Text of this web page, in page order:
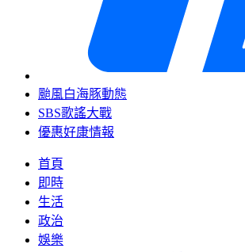
颱風白海豚動態
SBS歌謠大戰
優惠好康情報
首頁
即時
生活
政治
娛樂